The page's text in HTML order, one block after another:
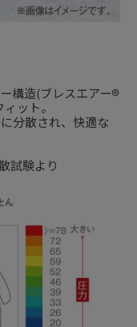
構造(ブレスエアー®
ット。
分散され、快適な
試験より